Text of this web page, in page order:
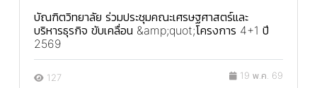
บัณฑิตวิทยาลัย ร่วมประชุมคณะเศรษฐศาสตร์และ
บริหารธุรกิจ ขับเคลื่อน &amp;quot;โครงการ 4+1 ปี
2569
127 19 พ.ค. 69